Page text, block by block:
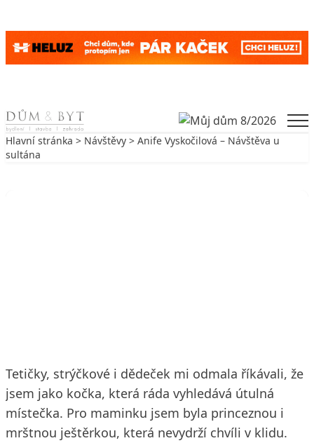
Skip to content
Hlavní stránka > Návštěvy > Anife Vyskočilová – Návštěva u
sultána
Tetičky, strýčkové i dědeček mi odmala říkávali, že
jsem jako kočka, která ráda vyhledává útulná
místečka. Pro maminku jsem byla princeznou i
mrštnou ještěrkou, která nevydrží chvíli v klidu.